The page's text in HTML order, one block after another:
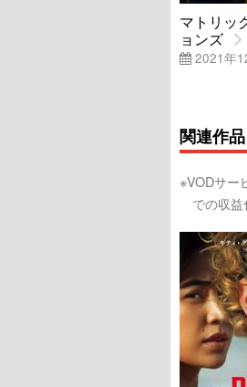
マトリッ
ョンズ
2021年
関連作
※VODサー
での収益